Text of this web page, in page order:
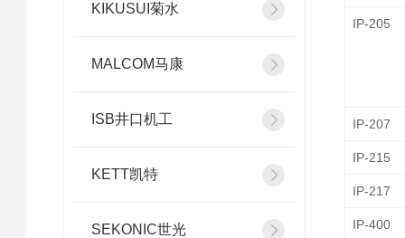
KIKUSUI菊水
MALCOM马康
ISB井口机工
KETT凯特
SEKONIC世光
IP-205
IP-207
IP-215
IP-217
IP-400